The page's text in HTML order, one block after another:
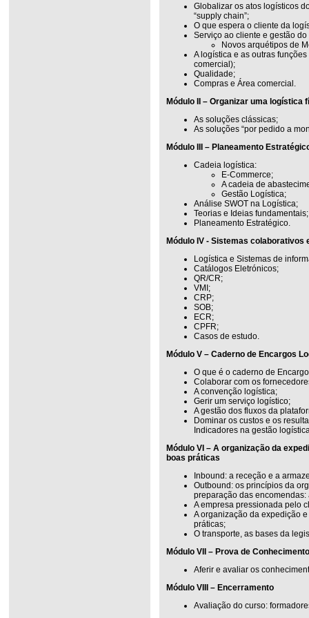
Globalizar os atos logísticos
“supply chain”;
O que espera o cliente da
Serviço ao cliente e gestão
Novos arquétipos de
A logística e as outras
comercial);
Qualidade;
Compras e Área comercial.
Módulo II – Organizar uma logística
As soluções clássicas;
As soluções “por pedido a
Módulo III – Planeamento
Cadeia logística:
E-Commerce;
A cadeia de
Gestão Logística;
Análise SWOT na Logística;
Teorias e Ideias fundamentais;
Planeamento Estratégico.
Módulo IV - Sistemas colaborativos
Logística e Sistemas de
Catálogos Eletrónicos;
QR/CR;
VMI;
CRP;
SOB;
ECR;
CPFR;
Casos de estudo.
Módulo V – Caderno de Encargos
O que é o caderno de
Colaborar com os
A convenção logística;
Gerir um serviço logístico;
A gestão dos fluxos da
Dominar os custos e os
Indicadores na gestão
Módulo VI – A organização da
boas práticas
Inbound: a receção e a
Outbound: os princípios da
preparação das
A empresa pressionada pelo
A organização da expedição
práticas;
O transporte, as bases da
Módulo VII – Prova de
Aferir e avaliar os
Módulo VIII – Encerramento
Avaliação do curso: